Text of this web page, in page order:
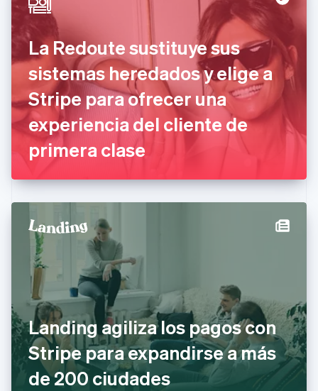
La Redoute sustituye sus
sistemas heredados y elige a
Stripe para ofrecer una
experiencia del cliente de
primera clase
Landing agiliza los pagos con
Stripe para expandirse a más
de 200 ciudades
Chipre
English
Croacia
EnglishItaliano
Dinamarca
English
Emiratos Árabes Unidos
English
Eslovaquia
English
Eslovenia
España
English Español简体中文
Estonia
Finlandia
English Svenska
Francia
Français English
Gibraltar
English
Grecia
English
Hungría